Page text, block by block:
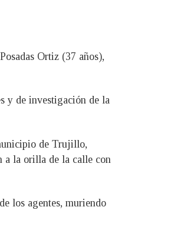
Ortiz (37 años),
y de investigación de la
de Trujillo,
a la orilla de la calle con
los agentes, muriendo